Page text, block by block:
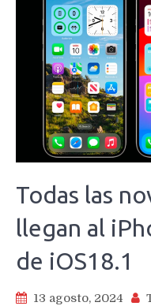
Todas las
llegan al
de iOS18.1
13 agosto, 2024